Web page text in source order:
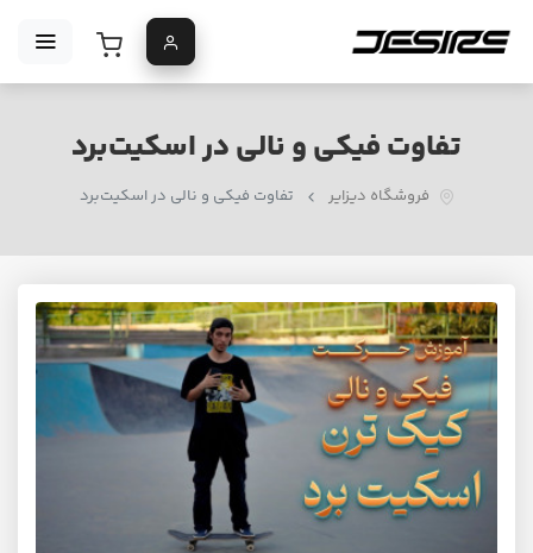
تفاوت فیکی و نالی در اسکیت‌برد
فروشگاه دیزایر تفاوت فیکی و نالی در اسکیت‌برد